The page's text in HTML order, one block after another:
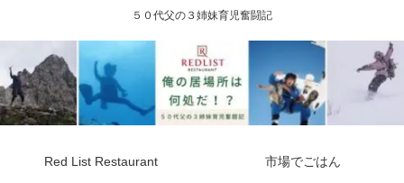
５０代父の３姉妹育児奮闘記
Red List Restaurant 市場でごはん